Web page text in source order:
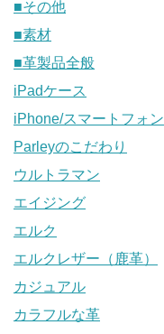
■その他
■素材
■革製品全般
iPadケース
iPhone/スマートフォン
Parleyのこだわり
ウルトラマン
エイジング
エルク
エルクレザー（鹿革）
カジュアル
カラフルな革